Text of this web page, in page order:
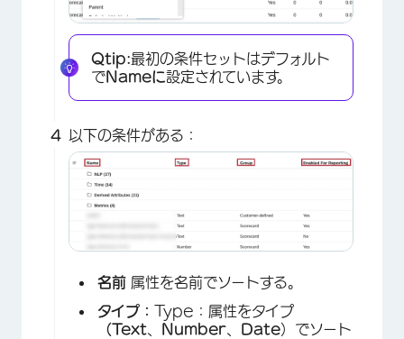
Qtip:最初の条件セットはデフォルト
でNameに設定されています。
以下の条件がある：
名前 属性を名前でソートする。
タイプ： Type：属性をタイプ
（Text、 Number、 Date）でソート